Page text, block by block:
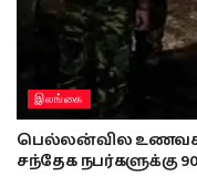
இலங்கை
பெல்லன்வில உணவக
சந்தேக நபர்களுக்கு